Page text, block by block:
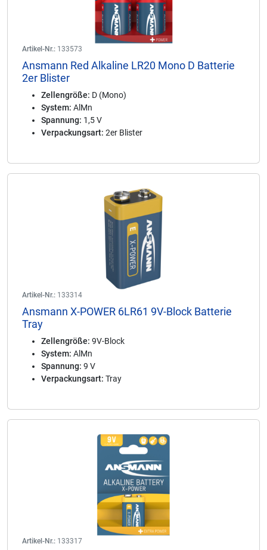
Artikel-Nr.: 133573
Ansmann Red Alkaline LR20 Mono D Batterie
2er Blister
Zellengröße: D (Mono)
System: AlMn
Spannung: 1,5 V
Verpackungsart: 2er Blister
Artikel-Nr.: 133314
Ansmann X-POWER 6LR61 9V-Block Batterie
Tray
Zellengröße: 9V-Block
System: AlMn
Spannung: 9 V
Verpackungsart: Tray
Artikel-Nr.: 133317